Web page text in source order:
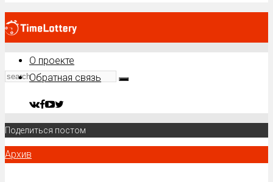
О проекте
Обратная связь
Поделиться постом
Архив